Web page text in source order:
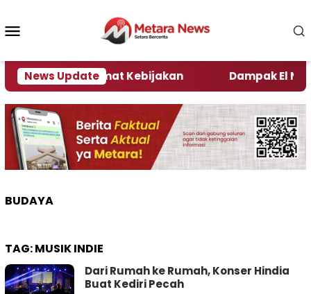
konten
News Update
Kata Pengamat Kebijakan Dampak El Nino,
BUDAYA
TAG:MUSIK INDIE
Dari Rumah ke Rumah, Konser Hindia
Buat Kediri Pecah